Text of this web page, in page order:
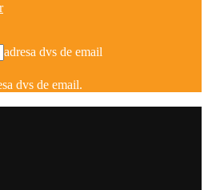
adresa dvs de email
dvs de email.